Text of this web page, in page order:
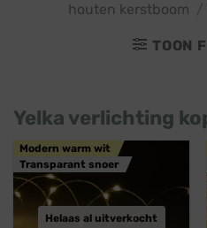
houten kerstboom
TOON
Yelka verlichting
Modern warm wit
Transparant snoer
Helaas al uitverkocht